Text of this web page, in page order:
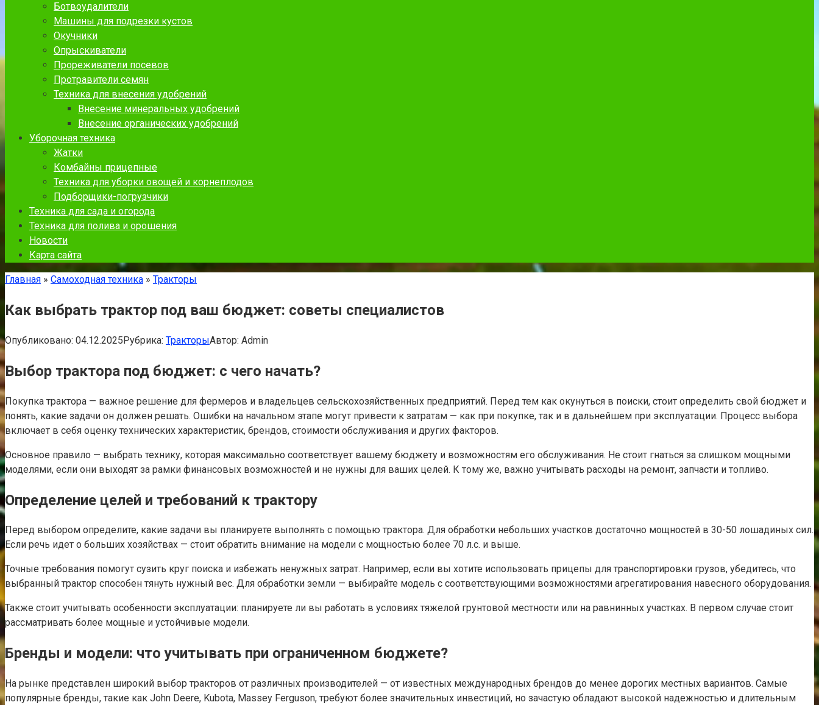
Ботвоудалители
Машины для подрезки кустов
Окучники
Опрыскиватели
Прореживатели посевов
Протравители семян
Техника для внесения удобрений
Внесение минеральных удобрений
Внесение органических удобрений
Уборочная техника
Жатки
Комбайны прицепные
Техника для уборки овощей и корнеплодов
Подборщики-погрузчики
Техника для сада и огорода
Техника для полива и орошения
Новости
Карта сайта
Главная » Самоходная техника » Тракторы
Как выбрать трактор под ваш бюджет: советы специалистов
Опубликовано: 04.12.2025Рубрика: ТракторыАвтор: Admin
Выбор трактора под бюджет: с чего начать?
Покупка трактора — важное решение для фермеров и владельцев сельскохозяйственных предприятий. Перед тем как окунуться в поиски, стоит определить свой бюджет и
понять, какие задачи он должен решать. Ошибки на начальном этапе могут привести к затратам — как при покупке, так и в дальнейшем при эксплуатации. Процесс выбора
включает в себя оценку технических характеристик, брендов, стоимости обслуживания и других факторов.
Основное правило — выбрать технику, которая максимально соответствует вашему бюджету и возможностям его обслуживания. Не стоит гнаться за слишком мощными
моделями, если они выходят за рамки финансовых возможностей и не нужны для ваших целей. К тому же, важно учитывать расходы на ремонт, запчасти и топливо.
Определение целей и требований к трактору
Перед выбором определите, какие задачи вы планируете выполнять с помощью трактора. Для обработки небольших участков достаточно мощностей в 30-50 лошадиных сил.
Если речь идет о больших хозяйствах — стоит обратить внимание на модели с мощностью более 70 л.с. и выше.
Точные требования помогут сузить круг поиска и избежать ненужных затрат. Например, если вы хотите использовать прицепы для транспортировки грузов, убедитесь, что
выбранный трактор способен тянуть нужный вес. Для обработки земли — выбирайте модель с соответствующими возможностями агрегатирования навесного оборудования.
Также стоит учитывать особенности эксплуатации: планируете ли вы работать в условиях тяжелой грунтовой местности или на равнинных участках. В первом случае стоит
рассматривать более мощные и устойчивые модели.
Бренды и модели: что учитывать при ограниченном бюджете?
На рынке представлен широкий выбор тракторов от различных производителей — от известных международных брендов до менее дорогих местных вариантов. Самые
популярные бренды, такие как John Deere, Kubota, Massey Ferguson, требуют более значительных инвестиций, но зачастую обладают высокой надежностью и длительным